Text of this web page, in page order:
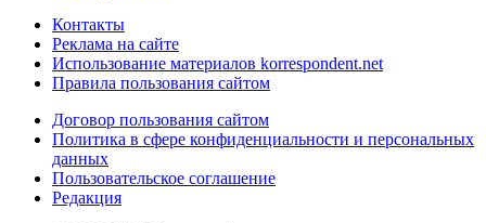
Контакты
Реклама на сайте
Использование материалов korrespondent.net
Правила пользования сайтом
Договор пользования сайтом
Политика в сфере конфиденциальности и персональных
данных
Пользовательское соглашение
Редакция